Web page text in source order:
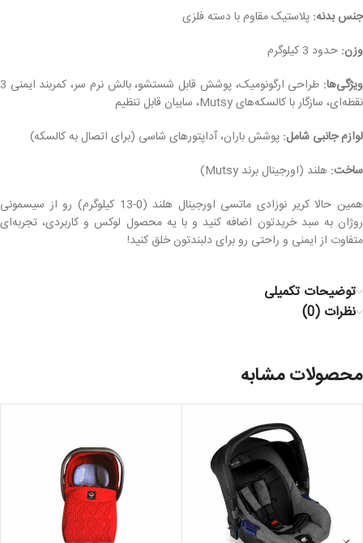
جنس بدنه: پلاستیک مقاوم با دسته فلزی
وزن: حدود 3 کیلوگرم
ویژگی‌ها:
طراحی ارگونومیک، پوشش قابل شستشو، بالش نرم سر، کمربند ایمنی 3
نقطه‌ای، سازگار با کالسکه‌های Mutsy، سایبان قابل تنظیم
لوازم جانبی شامل: پوشش باران، آداپتورهای شاسی (برای اتصال به کالسکه)
ساخت: هلند (اورجینال برند Mutsy)
همین حالا کریر نوزادی ماتسی اورجینال هلند (0-13 کیلوگرم) رو از سیسمونی
روژان به سبد خریدتون اضافه کنید و با یه محصول لوکس و کاربردی، تجربه‌ای
متفاوت از ایمنی و راحتی رو برای دلبندتون خلق کنید!
توضیحات تکمیلی
نظرات (0)
محصولات مشابه